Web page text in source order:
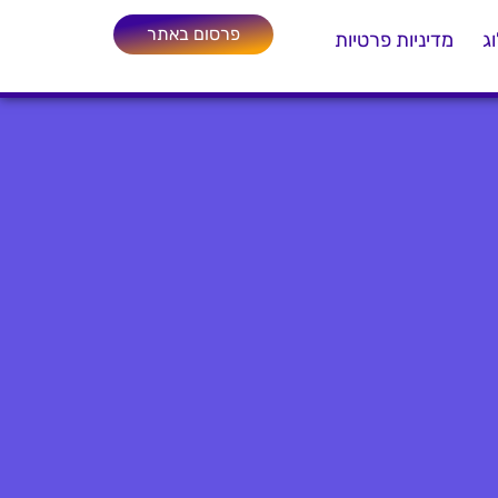
מדיניות פרטיות פרסום באתר